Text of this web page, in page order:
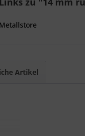
Artikel